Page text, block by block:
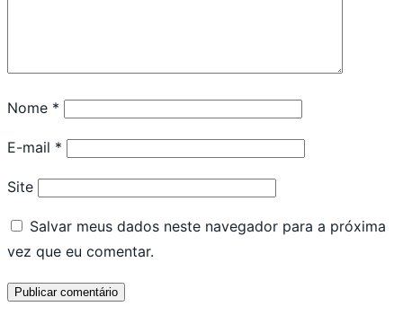
Nome *
E-mail *
Site
Salvar meus dados neste navegador para a próxima
vez que eu comentar.